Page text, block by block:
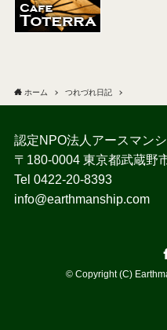
ホーム つれづれ日記
認定NPO法人アースマン
〒180-0004 東京都武蔵野
Tel 0422-20-8393
info@earthmanship.com
© Copyright (C)